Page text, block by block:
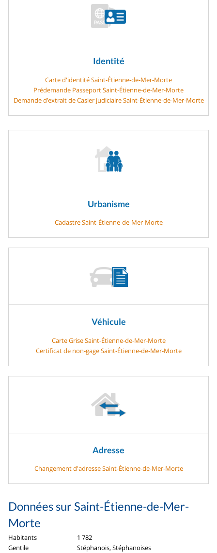
Identité
Carte d'identité Saint-Étienne-de-Mer-Morte
Prédemande Passeport Saint-Étienne-de-Mer-Morte
Demande d’extrait de Casier judiciaire Saint-Étienne-de-Mer-Morte
Urbanisme
Cadastre Saint-Étienne-de-Mer-Morte
Véhicule
Carte Grise Saint-Étienne-de-Mer-Morte
Certificat de non-gage Saint-Étienne-de-Mer-Morte
Adresse
Changement d'adresse Saint-Étienne-de-Mer-Morte
Données sur Saint-Étienne-de-Mer-
Morte
Habitants
1 782
Gentile
Stéphanois, Stéphanoises